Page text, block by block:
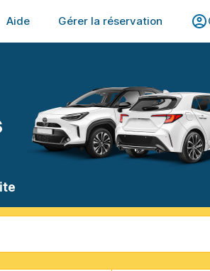
Aide Gérer la réservation